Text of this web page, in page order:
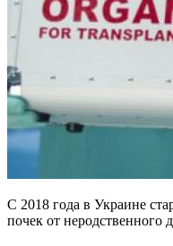
С 2018 года в Украине
почек от неродственного